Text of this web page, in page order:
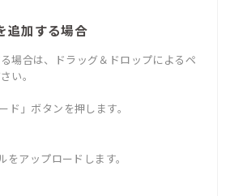
追加する場合
場合は、ドラッグ＆ドロップによるペ
い。
ド」ボタンを押します。
をアップロードします。